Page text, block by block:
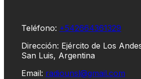
Teléfono: +542664361329
Dirección: Ejército de Los
San Luis, Argentina
Email: radiounsl@gmail.com